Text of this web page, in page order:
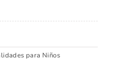
para Niños